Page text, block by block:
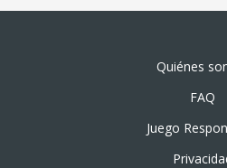
Quiénes
FAQ
Juego